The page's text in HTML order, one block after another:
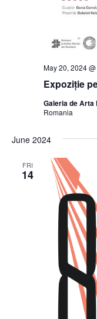
Expoziție
May 20, 2024
Galeria de Arta
Romania
June 2024
FRI
14